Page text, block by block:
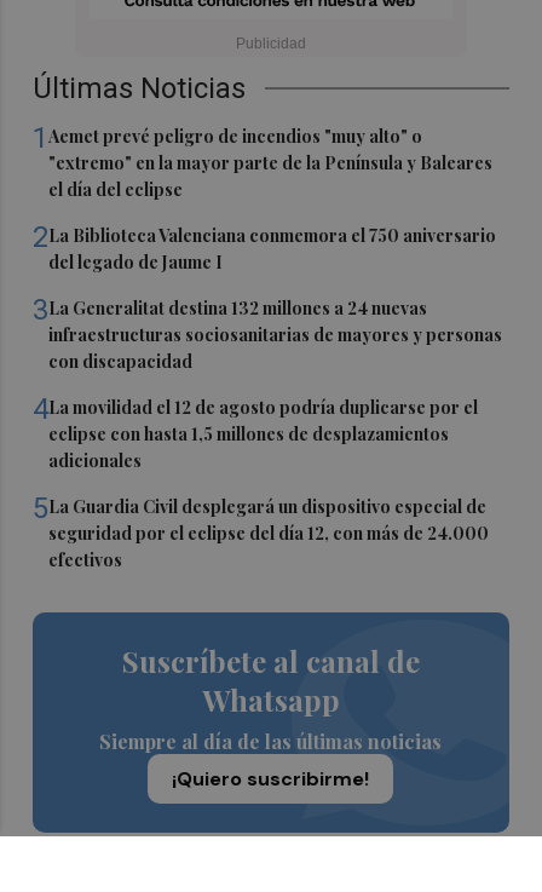
Últimas Noticias
1Aemet prevé peligro de incendios "muy alto" o
"extremo" en la mayor parte de la Península y Baleares
el día del eclipse
2La Biblioteca Valenciana conmemora el 750 aniversario
del legado de Jaume I
3La Generalitat destina 132 millones a 24 nuevas
infraestructuras sociosanitarias de mayores y personas
con discapacidad
4La movilidad el 12 de agosto podría duplicarse por el
eclipse con hasta 1,5 millones de desplazamientos
adicionales
5La Guardia Civil desplegará un dispositivo especial de
seguridad por el eclipse del día 12, con más de 24.000
efectivos
Suscríbete al canal de
Whatsapp
Siempre al día de las últimas noticias
¡Quiero suscribirme!